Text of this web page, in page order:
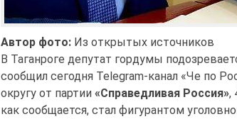
Автор фото: Из открытых источников
В Таганроге депутат гордумы
сообщил сегодня Telegram-канал «Че по
округу от партии «Справедливая Россия»,
как сообщается, стал фигурантом